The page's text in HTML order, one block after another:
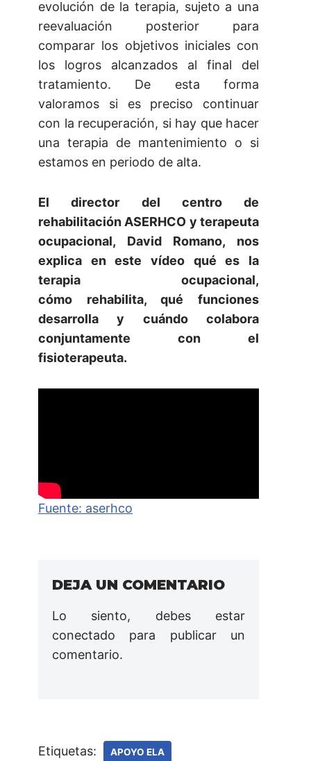
evolución de la terapia, sujeto a una
reevaluación posterior para
comparar los objetivos iniciales con
los logros alcanzados al final del
tratamiento. De esta forma
valoramos si es preciso continuar
con la recuperación, si hay que hacer
una terapia de mantenimiento o si
estamos en periodo de alta.
El director del centro de
rehabilitación ASERHCO y terapeuta
ocupacional, David Romano, nos
explica en este vídeo qué es la
terapia ocupacional,
cómo rehabilita, qué funciones
desarrolla y cuándo colabora
conjuntamente con el
fisioterapeuta.
Fuente: aserhco
DEJA UN COMENTARIO
Lo siento, debes estar
conectado para publicar un
comentario.
Etiquetas: APOYO ELA